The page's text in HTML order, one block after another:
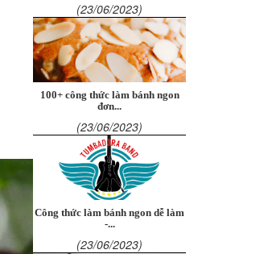
(23/06/2023)
100+ công thức làm bánh ngon
đơn...
(23/06/2023)
Công thức làm bánh ngon dễ làm
-...
(23/06/2023)